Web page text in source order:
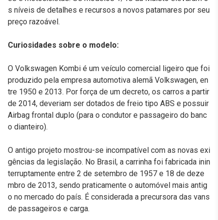
s níveis de detalhes e recursos a novos patamares por seu
preço razoável.
Curiosidades sobre o modelo:
O Volkswagen Kombi é um veículo comercial ligeiro que foi
produzido pela empresa automotiva alemã Volkswagen, en
tre 1950 e 2013. Por força de um decreto, os carros a partir
de 2014, deveriam ser dotados de freio tipo ABS e possuir
Airbag frontal duplo (para o condutor e passageiro do banc
o dianteiro).
O antigo projeto mostrou-se incompatível com as novas exi
gências da legislação. No Brasil, a carrinha foi fabricada inin
terruptamente entre 2 de setembro de 1957 e 18 de deze
mbro de 2013, sendo praticamente o automóvel mais antig
o no mercado do país. É considerada a precursora das vans
de passageiros e carga.